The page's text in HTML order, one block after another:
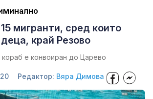
мигранти, сред които
край Резово
кораб е конвоиран до Царево
Редактор: Вяра Димова